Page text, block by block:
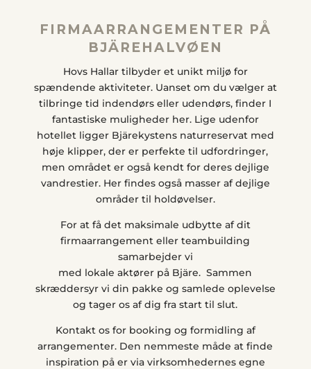
FIRMAARRANGEMENTER PÅ
BJÄREHALVØEN
Hovs Hallar tilbyder et unikt miljø for
spændende aktiviteter. Uanset om du vælger at
tilbringe tid indendørs eller udendørs, finder I
fantastiske muligheder her. Lige udenfor
hotellet ligger Bjärekystens naturreservat med
høje klipper, der er perfekte til udfordringer,
men området er også kendt for deres dejlige
vandrestier. Her findes også masser af dejlige
områder til holdøvelser.
For at få det maksimale udbytte af dit
firmaarrangement eller teambuilding
samarbejder vi
med lokale aktører på Bjäre. Sammen
skræddersyr vi din pakke og samlede oplevelse
og tager os af dig fra start til slut.
Kontakt os for booking og formidling af
arrangementer. Den nemmeste måde at finde
inspiration på er via virksomhedernes egne